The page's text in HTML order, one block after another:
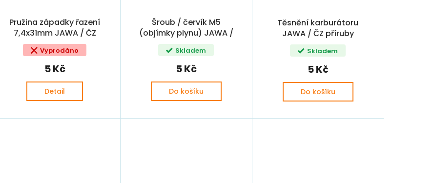
Pružina západky řazení
7,4x31mm JAWA / ČZ
Vyprodáno
5 Kč
Detail
Šroub / červík M5
(objímky plynu) JAWA /
ČZ
Skladem
5 Kč
Do košíku
Těsnění karburátoru
JAWA / ČZ příruby
0,8mm KLINGERIT
Skladem
5 Kč
Do košíku